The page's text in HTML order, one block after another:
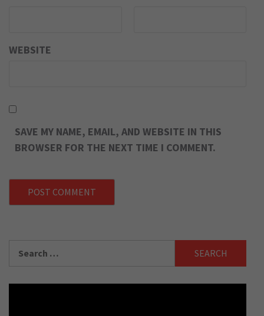
WEBSITE
SAVE MY NAME, EMAIL, AND WEBSITE IN THIS
BROWSER FOR THE NEXT TIME I COMMENT.
for: